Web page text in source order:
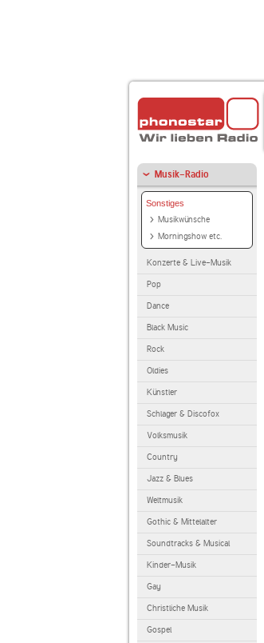
Musik-Radio
Sonstiges
Musikwünsche
Morningshow etc.
Konzerte & Live-Musik
Pop
Dance
Black Music
Rock
Oldies
Künstler
Schlager & Discofox
Volksmusik
Country
Jazz & Blues
Weltmusik
Gothic & Mittelalter
Soundtracks & Musical
Kinder-Musik
Gay
Christliche Musik
Gospel